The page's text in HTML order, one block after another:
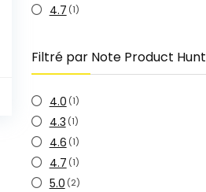
4.7 (1)
Filtré par Note Product Hunt
4.0 (1)
4.3 (1)
4.6 (1)
4.7 (1)
5.0 (2)